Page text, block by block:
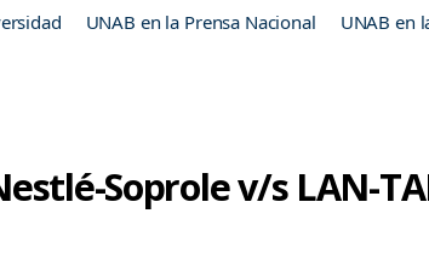
UNAB en la Prensa Nacional UNAB en
Soprole v/s LAN-